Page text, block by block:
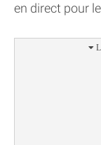
en direct pour